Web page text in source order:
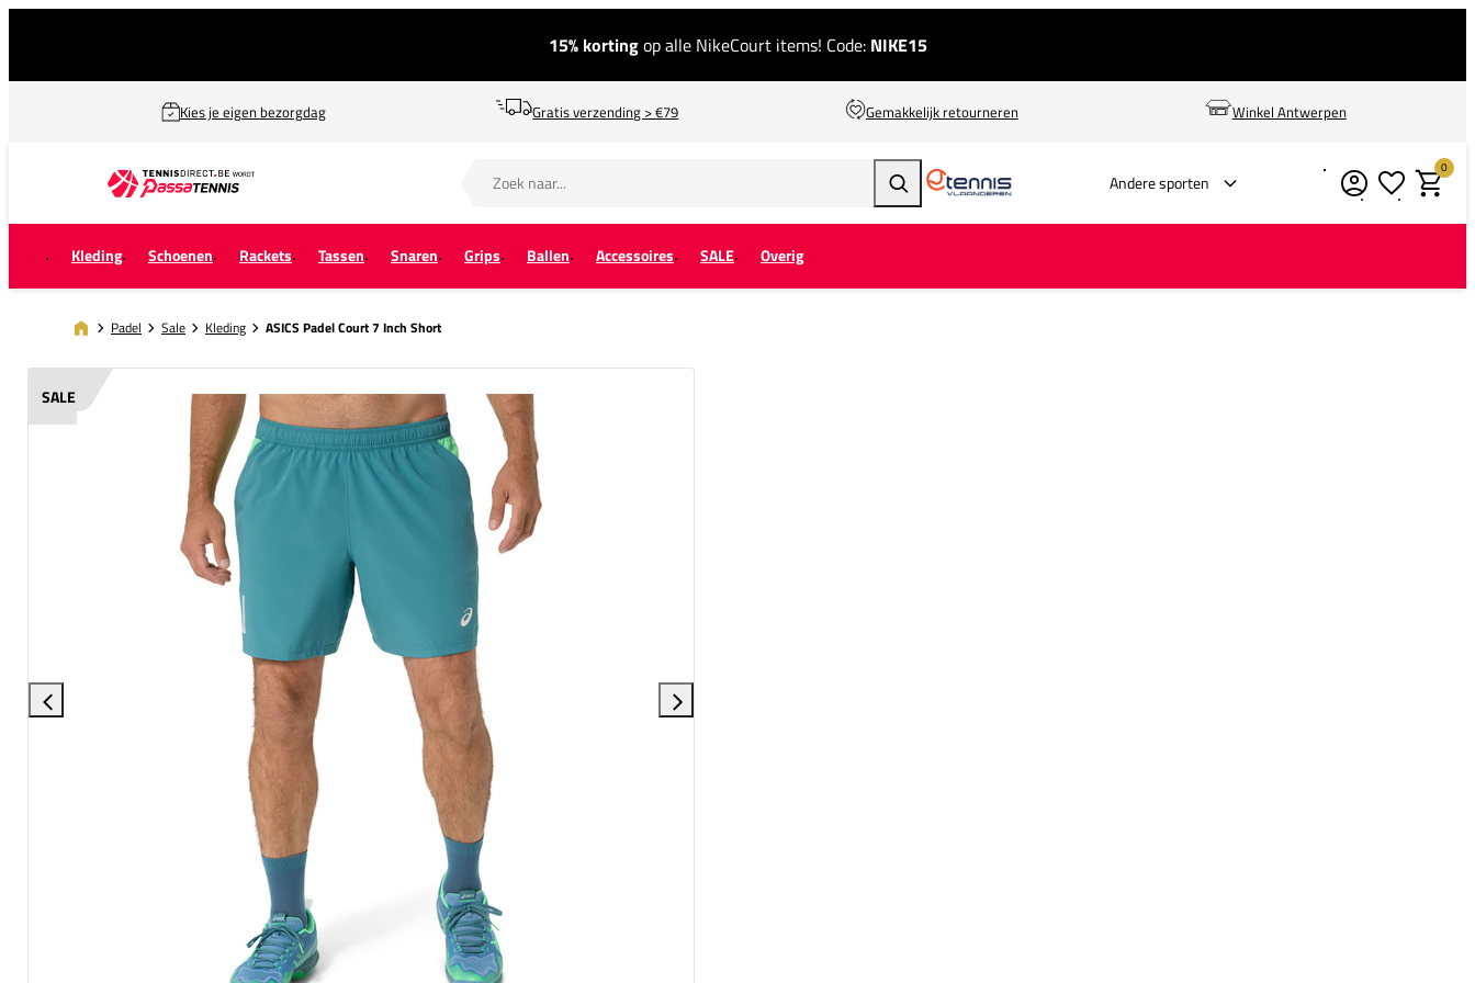
15% kortingop alle NikeCourt items! Code: NIKE15
Kies je eigen bezorgdag Gratis verzending > €79 Gemakkelijk retourneren Winkel Antwerpen
Zoeken Andere sporten Verlanglijstje
0
Kleding Schoenen Rackets Tassen Snaren Grips Ballen Accessoires SALE Overig
Padel Sale Kleding ASICS Padel Court 7 Inch Short
SALE